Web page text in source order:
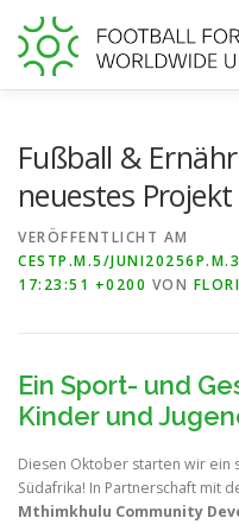
Inhalt
springen
Fußball &
neuestes
VERÖFFENTLICHT AM
CESTP.M.5/
17:23:51 +0200 VON
Ein Sport- und
Kinder und
Diesen Oktober starten wir ein
Südafrika! In Partnerschaft mit
Mthimkhulu Community